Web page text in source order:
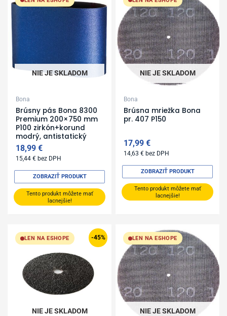
NIE JE SKLADOM
Bona
Brúsny pás Bona 8300
Premium 200×750 mm
P100 zirkón+korund
modrý, antistatický
18,99€
15,44€ bez DPH
Tento produkt môžete mať
lacnejšie!
ZOBRAZIŤ PRODUKT
NIE JE SKLADOM
Bona
Brúsna mriežka Bona
pr. 407 P150
17,99€
14,63€ bez DPH
Tento produkt môžete mať
lacnejšie!
ZOBRAZIŤ PRODUKT
-45%
LEN NA ESHOPE
NIE JE SKLADOM
price
was:
2,19 €.
price
is:
1,20 €.
LEN NA ESHOPE
NIE JE SKLADOM